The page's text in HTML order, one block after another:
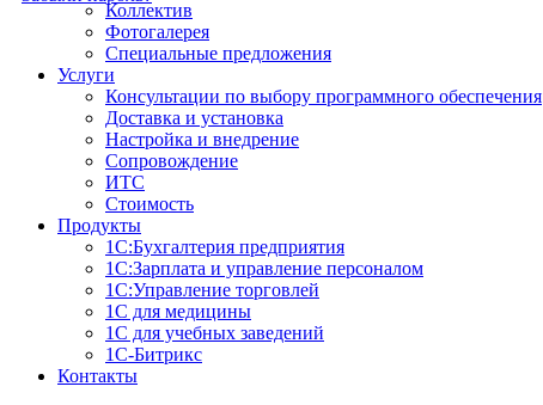
Коллектив
Фотогалерея
Специальные предложения
Услуги
Консультации по выбору программного обеспечения
Доставка и установка
Настройка и внедрение
Сопровождение
ИТС
Стоимость
Продукты
1С:Бухгалтерия предприятия
1С:Зарплата и управление персоналом
1С:Управление торговлей
1С для медицины
1С для учебных заведений
1С-Битрикс
Контакты